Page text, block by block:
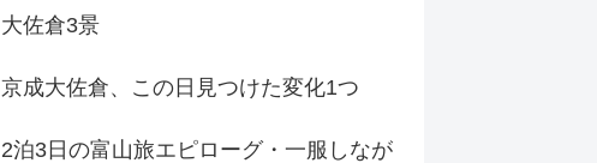
大佐倉3景
京成大佐倉、この日見つけた変化1つ
2泊3日の富山旅エピローグ・一服しなが